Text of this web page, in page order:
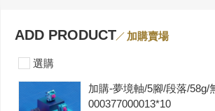
ADD PRODUCT 加購賣場
選購
加購-夢境軸/5腳/段落/58g/
000377000013*10